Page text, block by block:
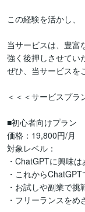
この経験を活かし、
当サービスは、豊富
強く後押しさせてい
ぜひ、当サービスを
＜＜＜サービスプラ
■初心者向けプラン
価格：19,800円/月
対象レベル：
・ChatGPTに興味
・これから
・お試しや副業で
・フリーランスをめ